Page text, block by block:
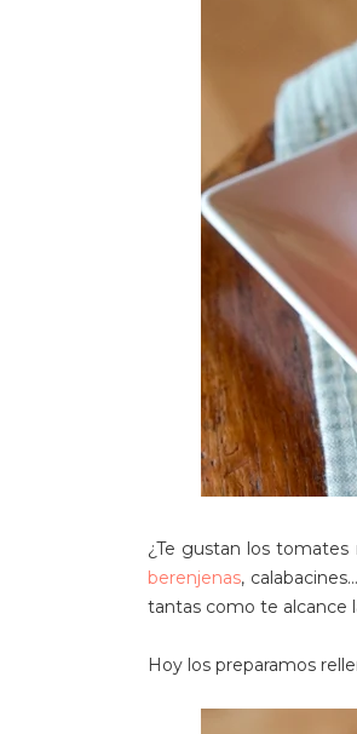
¿Te gustan los tomates
berenjenas,
tantas como te alcance
Hoy los preparamos